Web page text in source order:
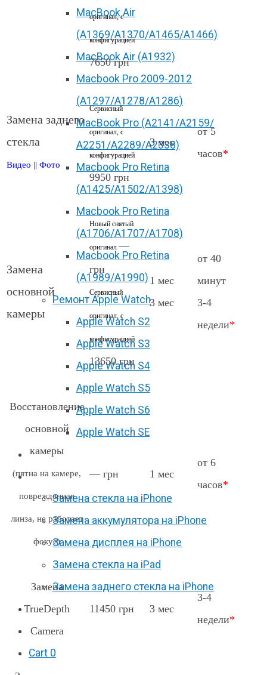
MacBook Air
(A1369/A1370/A1465/A1466)
MacBook Air (A1932)
Macbook Pro 2009-2012
(A1297/A1278/A1286)
MacBook Pro (А2141/А2159/
А2251/A2289/A2338)
Macbook Pro Retina
(А1425/A1502/A1398)
Macbook Pro Retina
(А1706/A1707/A1708)
Macbook Pro Retina
(А1989/A1990)
Ремонт Apple Watch
Apple Watch S2
Apple Watch S3
Apple Watch S4
Apple Watch S5
Apple Watch S6
Apple Watch SE
Отзывы
Акции
Замена стекла на iPhone
Замена аккумулятора на iPhone
Замена дисплея на iPhone
Замена стекла на iPad
Замена заднего стекла на iPhone
Вакансии
F.A.Q
Cart 0
оригинал, с
конфигурацией
7650 грн
Замена заднего
стекла
Видео || Фото
Сервисный
оригинал, с
конфигурацией
9950 грн
3 мес
от 5
часов*
Замена
основной
камеры
Новый снятый
оригинал —
грн
Сервисный
оригинал, с
конфигурацией
13650 грн
1 мес
3 мес
от 40
минут
3-4
недели*
Восстановление
основной
камеры
(пятна на камере,
поврежденная
линза, не работает
фокус)
— грн 1 мес
от 6
часов*
Замена
TrueDepth
Camera
11450 грн 3 мес
3-4
недели*